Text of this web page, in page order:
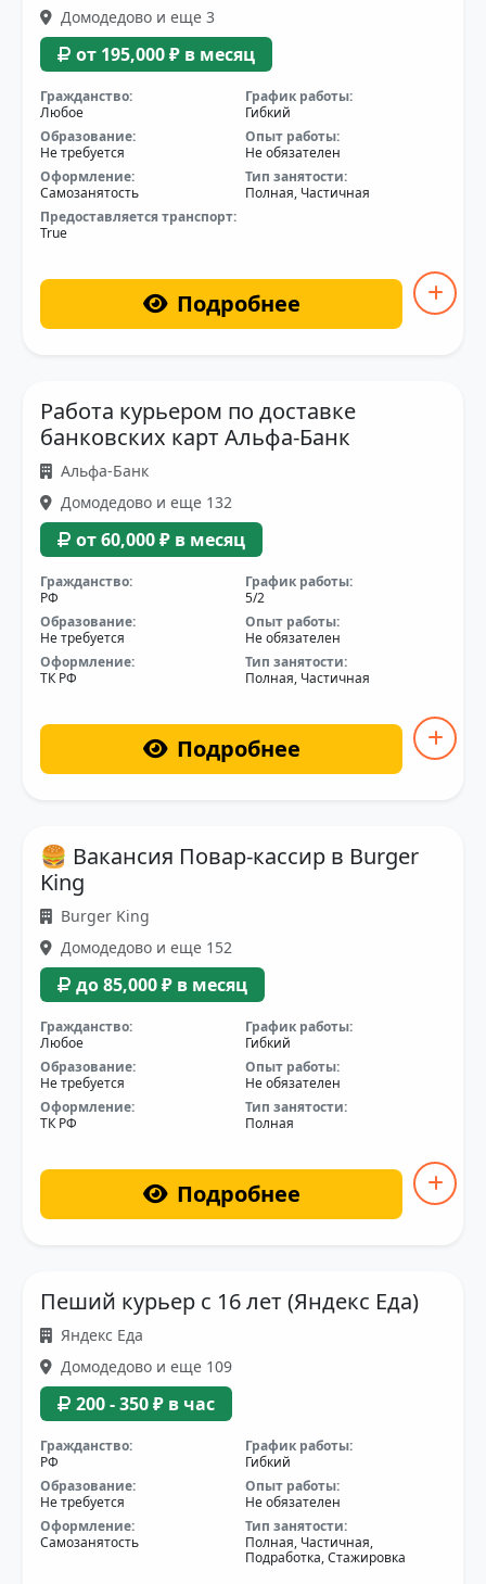
Домодедово и еще 3
от 195,000 ₽ в месяц
Гражданство:
Любое
График работы:
Гибкий
Образование:
Не требуется
Опыт работы:
Не обязателен
Оформление:
Самозанятость
Тип занятости:
Полная, Частичная
Предоставляется транспорт:
True
Подробнее
Работа курьером по доставке
банковских карт Альфа-Банк
Альфа-Банк
Домодедово и еще 132
от 60,000 ₽ в месяц
Гражданство:
РФ
График работы:
5/2
Образование:
Не требуется
Опыт работы:
Не обязателен
Оформление:
ТК РФ
Тип занятости:
Полная, Частичная
Подробнее
🍔 Вакансия Повар-кассир в Burger
King
Burger King
Домодедово и еще 152
до 85,000 ₽ в месяц
Гражданство:
Любое
График работы:
Гибкий
Образование:
Не требуется
Опыт работы:
Не обязателен
Оформление:
ТК РФ
Тип занятости:
Полная
Подробнее
Пеший курьер с 16 лет (Яндекс Еда)
Яндекс Еда
Домодедово и еще 109
200 - 350 ₽ в час
Гражданство:
РФ
График работы:
Гибкий
Образование:
Не требуется
Опыт работы:
Не обязателен
Оформление:
Самозанятость
Тип занятости:
Полная, Частичная,
Подработка, Стажировка